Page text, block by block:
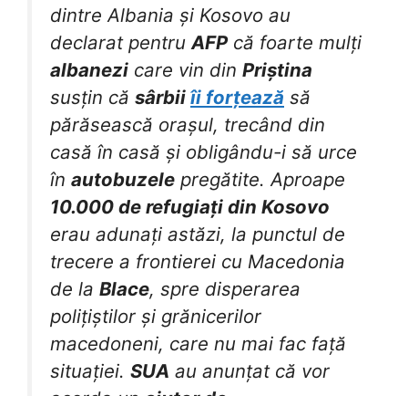
dintre Albania și Kosovo au
declarat pentru AFPcă foarte mulți
albanezi care vin din Priștina
susțin că sârbii îi forțează să
părăsească orașul, trecând din
casă în casă și obligându-i să urce
în autobuzele pregătite. Aproape
10.000 de refugiați din Kosovo
erau adunați astăzi, la punctul de
trecere a frontierei cu Macedonia
de la Blace, spre disperarea
polițiștilor și grănicerilor
macedoneni, care nu mai fac față
situației. SUA au anunțat că vor